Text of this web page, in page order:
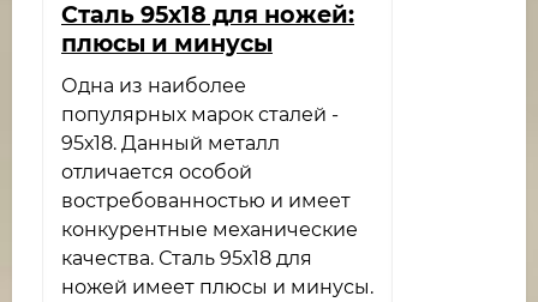
​Сталь 95х18 для ножей:
плюсы и минусы
Одна из наиболее
популярных марок сталей -
95х18. Данный металл
отличается особой
востребованностью и имеет
конкурентные механические
качества. Сталь 95х18 для
ножей имеет плюсы и минусы.